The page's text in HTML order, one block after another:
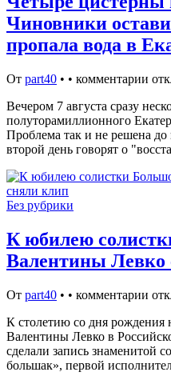
Чиновники
пропала вода в
От part40 • • комментарии
Вечером 7 августа сразу
полуторамиллионного
Проблема так и не решена
второй день говорят о
Без рубрики
К юбилею
Валентины Левко
От part40 • • комментарии
К столетию со дня рождения
Валентины Левко в
сделали запись знаменитой
большак», первой